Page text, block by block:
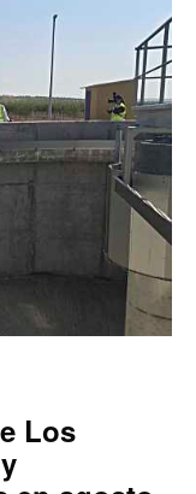
Los